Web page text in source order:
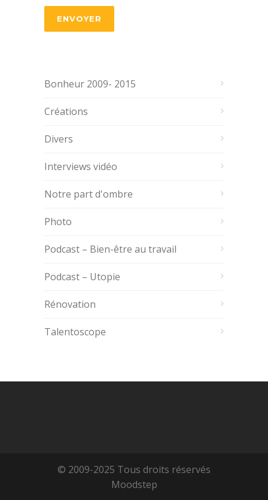
Bonheur 2009- 2015
Créations
Divers
Interviews vidéo
Notre part d'ombre
Photo
Podcast – Bien-être au travail
Podcast – Utopie
Rénovation
Talentoscope
© 2009-2025 Tous droits réservés
Moodstep